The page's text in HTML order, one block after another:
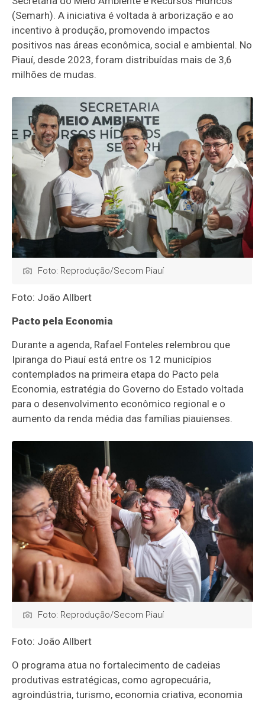
(Semarh). A iniciativa é voltada à arborização e ao
incentivo à produção, promovendo impactos
positivos nas áreas econômica, social e ambiental. No
Piauí, desde 2023, foram distribuídas mais de 3,6
milhões de mudas.
Foto: Reprodução/Secom Piauí
Foto: João Allbert
Pacto pela Economia
Durante a agenda, Rafael Fonteles relembrou que
Ipiranga do Piauí está entre os 12 municípios
contemplados na primeira etapa do Pacto pela
Economia, estratégia do Governo do Estado voltada
para o desenvolvimento econômico regional e o
aumento da renda média das famílias piauienses.
Foto: Reprodução/Secom Piauí
Foto: João Allbert
O programa atua no fortalecimento de cadeias
produtivas estratégicas, como agropecuária,
agroindústria, turismo, economia criativa, economia